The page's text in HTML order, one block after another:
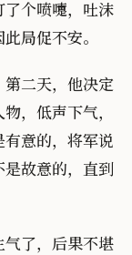
个喷嚏，吐沫
局促不安。
二天，他决定
，低声下气，
意的，将军说
故意的，直到
了，后果不堪